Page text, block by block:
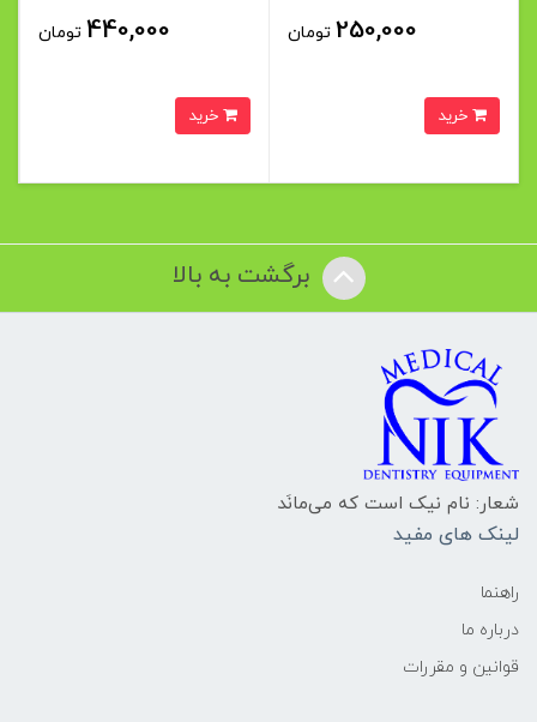
250,000 تومان 440,000 تومان
برگشت به بالا
شعار: نام نیک است که می‌مانَد
لینک های مفید
راهنما
درباره ما
قوانین و مقررات